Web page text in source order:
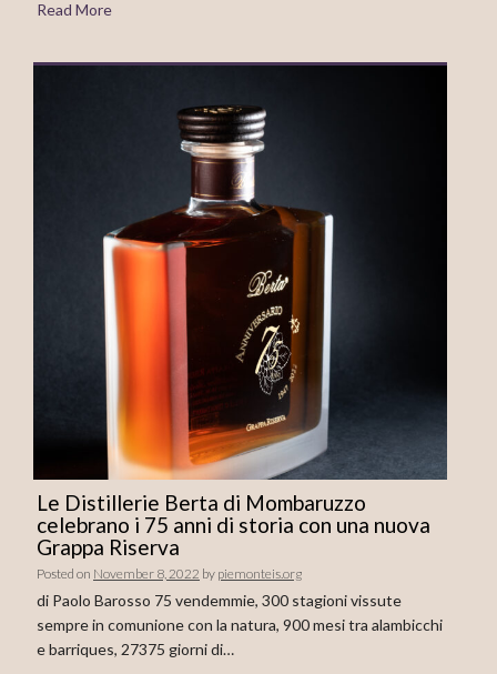
Read More
Le Distillerie Berta di Mombaruzzo
celebrano i 75 anni di storia con una nuova
Grappa Riserva
Posted on November 8, 2022 by piemonteis.org
di Paolo Barosso 75 vendemmie, 300 stagioni vissute
sempre in comunione con la natura, 900 mesi tra alambicchi
e barriques, 27375 giorni di…